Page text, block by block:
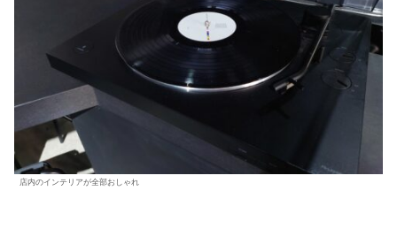
店内のインテリアが全部おしゃれ